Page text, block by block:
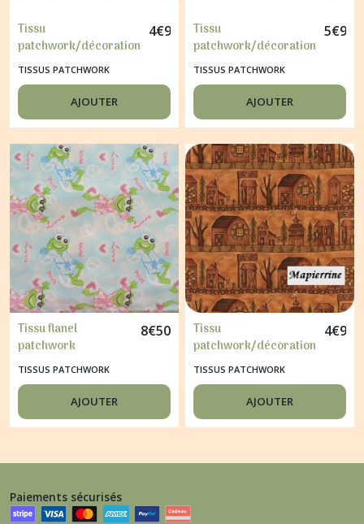
Tissu
patchwork/décoration
6 vignettes ANIMAUX
4€90
TISSUS PATCHWORK
AJOUTER
Tissu
patchwork/décoration
1 vignette FLEUR DE
NOEL 1
5€95
TISSUS PATCHWORK
AJOUTER
Tissu flanel
patchwork
décoration couture
GRENOUILLE
8€50
TISSUS PATCHWORK
AJOUTER
Tissu
patchwork/décoration
"HENRY GLASS" VILLAGE
4€95
TISSUS PATCHWORK
AJOUTER
Paiements sécurisés